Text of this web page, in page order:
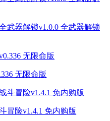
武器解锁v1.0.0 全武器解锁
无限命版
冒险v1.4.1 免内购版